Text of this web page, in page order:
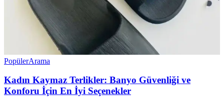
PopülerArama
Kadın Kaymaz Terlikler: Banyo Güvenliği ve
Konforu İçin En İyi Seçenekler